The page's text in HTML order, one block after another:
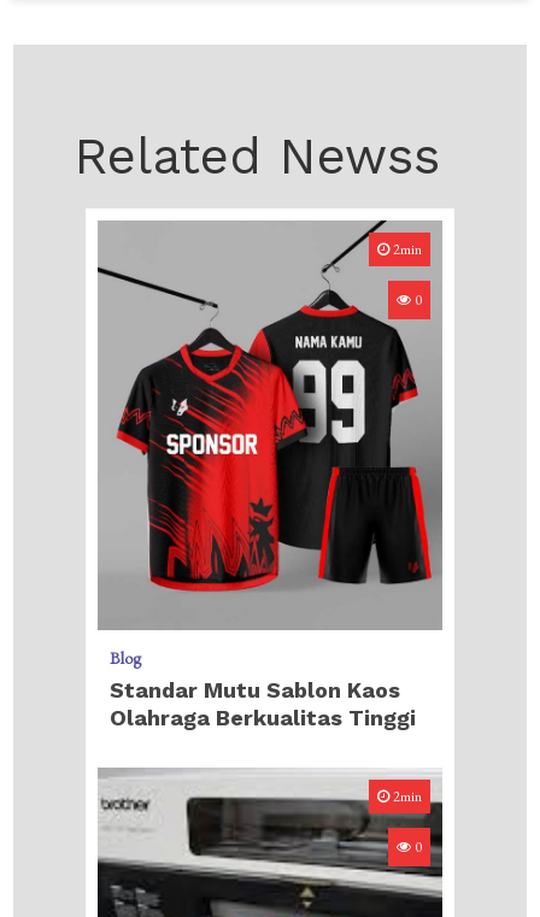
Related Newss
2min
0
Blog
Standar Mutu Sablon Kaos
Olahraga Berkualitas Tinggi
2min
0